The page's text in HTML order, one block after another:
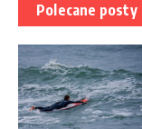
Polecane posty